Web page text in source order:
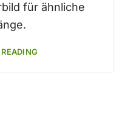
für ähnliche